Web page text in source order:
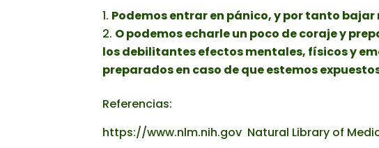
Podemos entrar en pánico, y por tanto
O podemos echarle un poco de coraje y
los debilitantes efectos mentales, físicos y
preparados en caso de que estemos
Referencias:
https://www.nlm.nih.gov Natural Library of